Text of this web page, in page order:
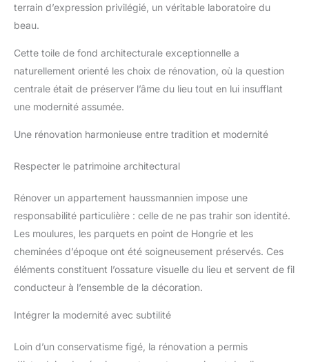
terrain d’expression privilégié, un véritable laboratoire du
beau.
Cette toile de fond architecturale exceptionnelle a
naturellement orienté les choix de rénovation, où la question
centrale était de préserver l’âme du lieu tout en lui insufflant
une modernité assumée.
Une rénovation harmonieuse entre tradition et modernité
Respecter le patrimoine architectural
Rénover un appartement haussmannien impose une
responsabilité particulière : celle de ne pas trahir son identité.
Les moulures, les parquets en point de Hongrie et les
cheminées d’époque ont été soigneusement préservés. Ces
éléments constituent l’ossature visuelle du lieu et servent de fil
conducteur à l’ensemble de la décoration.
Intégrer la modernité avec subtilité
Loin d’un conservatisme figé, la rénovation a permis